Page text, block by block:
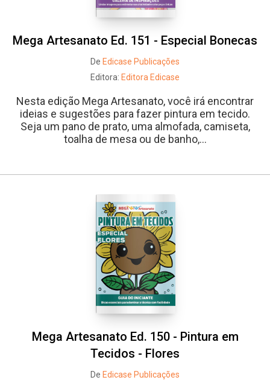
Mega Artesanato Ed. 151 - Especial Bonecas
De Edicase Publicações
Editora: Editora Edicase
Nesta edição Mega Artesanato, você irá encontrar
ideias e sugestões para fazer pintura em tecido.
Seja um pano de prato, uma almofada, camiseta,
toalha de mesa ou de banho,...
Mega Artesanato Ed. 150 - Pintura em
Tecidos - Flores
De Edicase Publicações